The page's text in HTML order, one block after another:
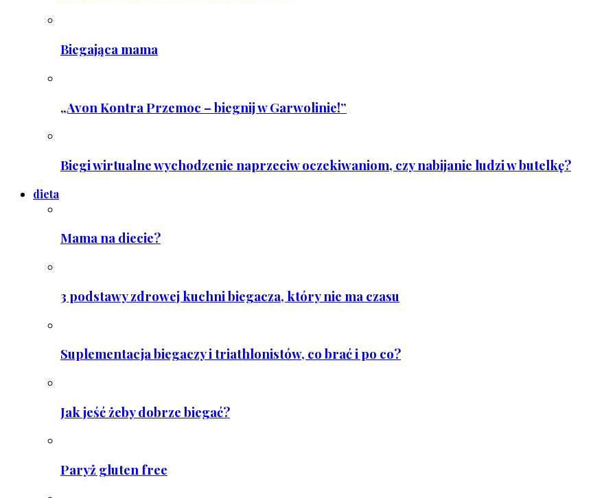
Biegająca mama
„Avon Kontra Przemoc – biegnij w Garwolinie!”
Biegi wirtualne wychodzenie naprzeciw oczekiwaniom, czy nabijanie ludzi w butelkę?
dieta
Mama na diecie?
3 podstawy zdrowej kuchni biegacza, który nie ma czasu
Suplementacja biegaczy i triathlonistów, co brać i po co?
Jak jeść żeby dobrze biegać?
Paryż gluten free